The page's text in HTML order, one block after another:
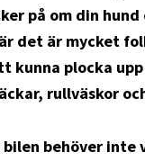
på om din
det är mycket
kunna plocka
rullväskor
behöver